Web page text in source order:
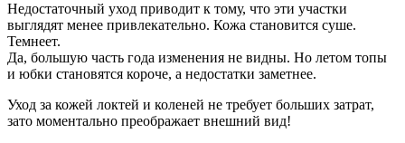
Недостаточный уход приводит к тому, что эти участки
выглядят менее привлекательно. Кожа становится суше.
Темнеет.
Да, большую часть года изменения не видны. Но летом топы
и юбки становятся короче, а недостатки заметнее.
Уход за кожей локтей и коленей не требует больших затрат,
зато моментально преображает внешний вид!